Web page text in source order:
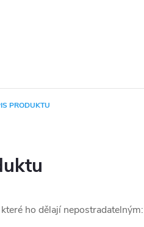
PRODUKTU
ho dělají nepostradatelným: